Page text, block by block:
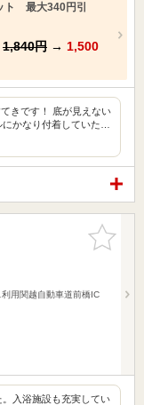
ト 最大340円引
1,840円 → 1,500
きです！ 底が見えない
かなり付着していた…
お気に入
りに追加
用関越自動車道前橋IC
入浴施設も充実してい